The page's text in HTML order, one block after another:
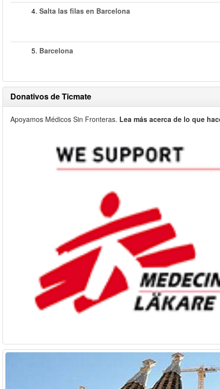
4. Salta las filas en Barcelona
5. Barcelona
Donativos de Ticmate
Apoyamos Médicos Sin Fronteras. Lea más acerca de lo que